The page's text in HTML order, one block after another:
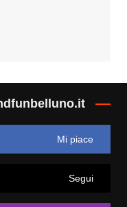
Mi piace
Segui